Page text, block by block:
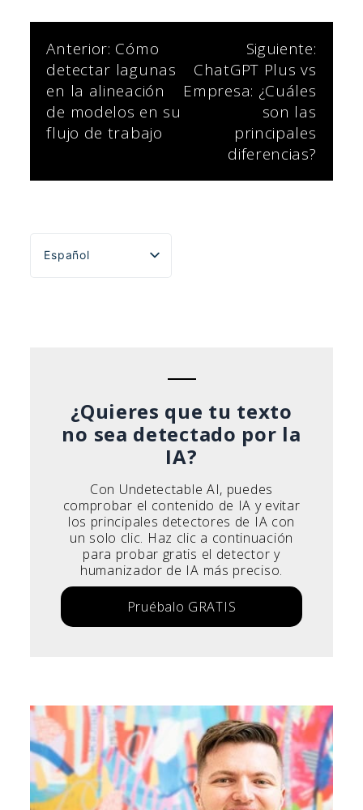
Navegación
de
entradas
Anterior: Cómo
detectar lagunas
en la alineación
de modelos en su
flujo de trabajo
Siguiente:
ChatGPT Plus vs
Empresa: ¿Cuáles
son las
principales
diferencias?
Español
English
¿Quieres que tu texto
no sea detectado por la
IA?
Con Undetectable AI, puedes
comprobar el contenido de IA y evitar
los principales detectores de IA con
un solo clic. Haz clic a continuación
para probar gratis el detector y
humanizador de IA más preciso.
Pruébalo GRATIS